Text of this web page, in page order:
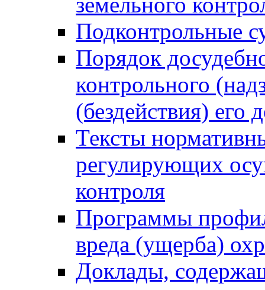
Подконтрольные
Порядок
контрольного
(бездействия)
Тексты
регулирующих
контроля
Программы
вреда (ущерба)
Доклады,